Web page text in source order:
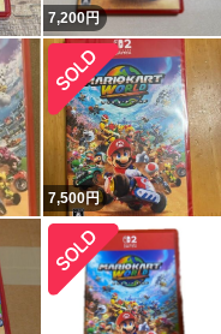
7,200円
7,500円